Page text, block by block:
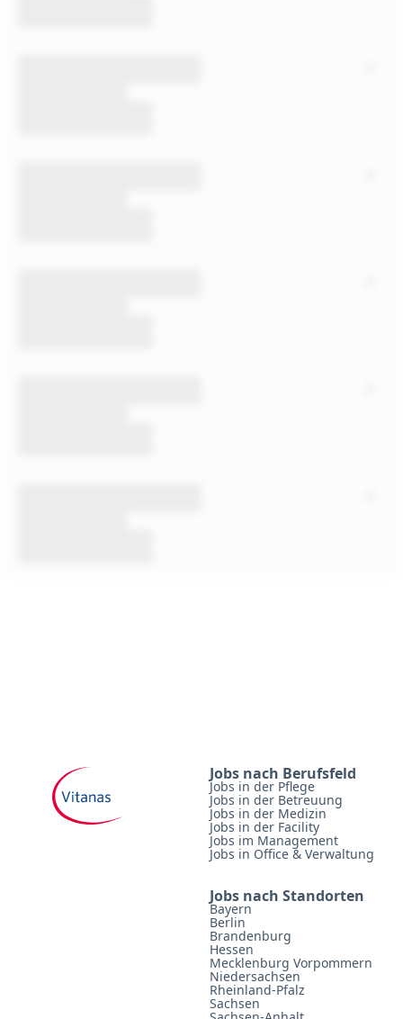
Jobs nach Berufsfeld
Jobs in der Pflege
Jobs in der Betreuung
Jobs in der Medizin
Jobs in der Facility
Jobs im Management
Jobs in Office & Verwaltung
Jobs nach Standorten
Bayern
Berlin
Brandenburg
Hessen
Mecklenburg Vorpommern
Niedersachsen
Rheinland-Pfalz
Sachsen